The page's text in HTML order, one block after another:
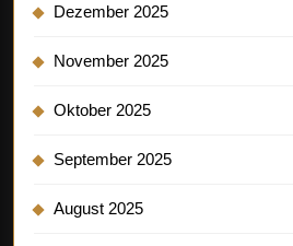
Dezember 2025
November 2025
Oktober 2025
September 2025
August 2025